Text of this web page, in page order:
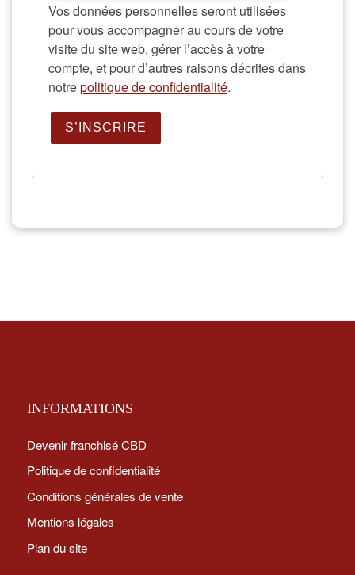
Vos données personnelles seront utilisées
pour vous accompagner au cours de votre
visite du site web, gérer l’accès à votre
compte, et pour d’autres raisons décrites dans
notrepolitique de confidentialité.
S’INSCRIRE
INFORMATIONS
Devenir franchisé CBD
Politique de confidentialité
Conditions générales de vente
Mentions légales
Plan du site